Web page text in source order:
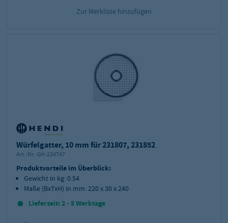
Zur Merkliste hinzufügen
Würfelgatter, 10 mm für 231807, 231852
Art.-Nr.: GH-234747
Produktvorteile im Überblick:
Gewicht in kg: 0.54
Maße (BxTxH) in mm: 220 x 30 x 240
Lieferzeit: 2 - 5 Werktage